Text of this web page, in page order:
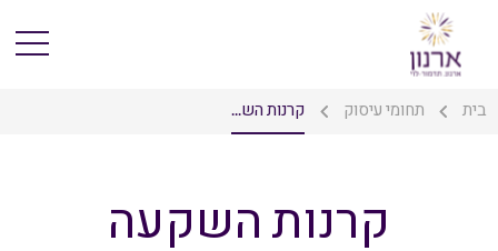
בית תחומי עיסוק קרנות הש...
קרנות השקעה